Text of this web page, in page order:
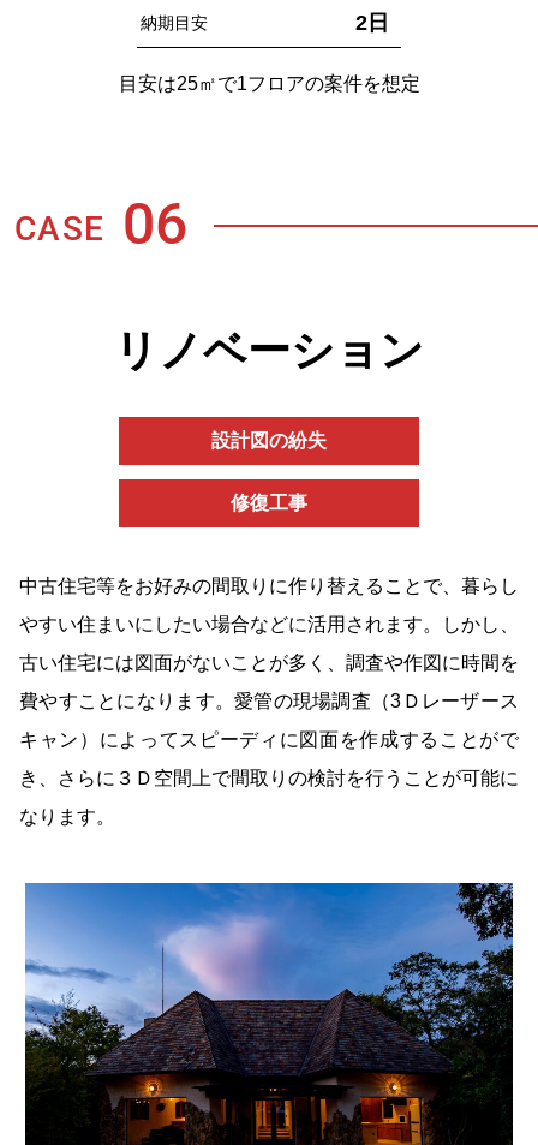
納期目安 2日
目安は25㎡で1フロアの案件を想定
CASE 06
リノベーション
設計図の紛失
修復工事
中古住宅等をお好みの間取りに作り替えることで、暮らし
やすい住まいにしたい場合などに活用されます。
しかし、
古い住宅には図面がないことが多く、調査や作図に時間を
費やすことになります。愛管の現場調査（3Ｄレーザース
キャン）によってスピーディに図面を作成することがで
き、さらに３Ｄ空間上で間取りの検討を行うことが可能に
なります。